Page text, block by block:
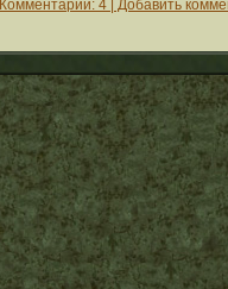
Комментарии: 4 | Добавить